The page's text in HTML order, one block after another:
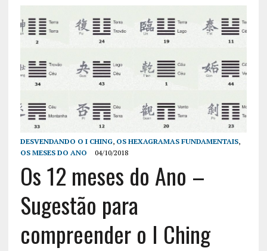
DESVENDANDO O I CHING, OS HEXAGRAMAS FUNDAMENTAIS,
OS MESES DO ANO
04/10/2018
Os 12 meses do Ano –
Sugestão para
compreender o I Ching